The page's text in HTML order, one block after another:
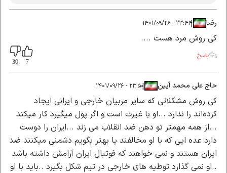
رضا|
|۲۳:۴۴ - ۱۴۰۱/۰۹/۲۶
کی روش مرد هست ....
پاسخ
حاج علی محمد آیین|
|۲۳:۵۰ - ۱۴۰۱/۰۹/۲۶
کی روش مشکلاتی که سایر مربیان خارجی و ایرانی ایجاد
کرده‌اند را ندارد ...او با غیرت است و اگر پول میگیرد کار میکند
...از همه مهمتر تو دهن ضد انقلاب می زند ...ایران را دوست
دارد عده ایی که با او مخالفند یا بهتر بگویم دشمنی میکنند ضد
ایران هستند و نمی خواهند که فوتبال ایران آرامش داشته باشد
..او نمی گذارد توطیه های خارجی در تیم شکل بگیرد ..باید با او